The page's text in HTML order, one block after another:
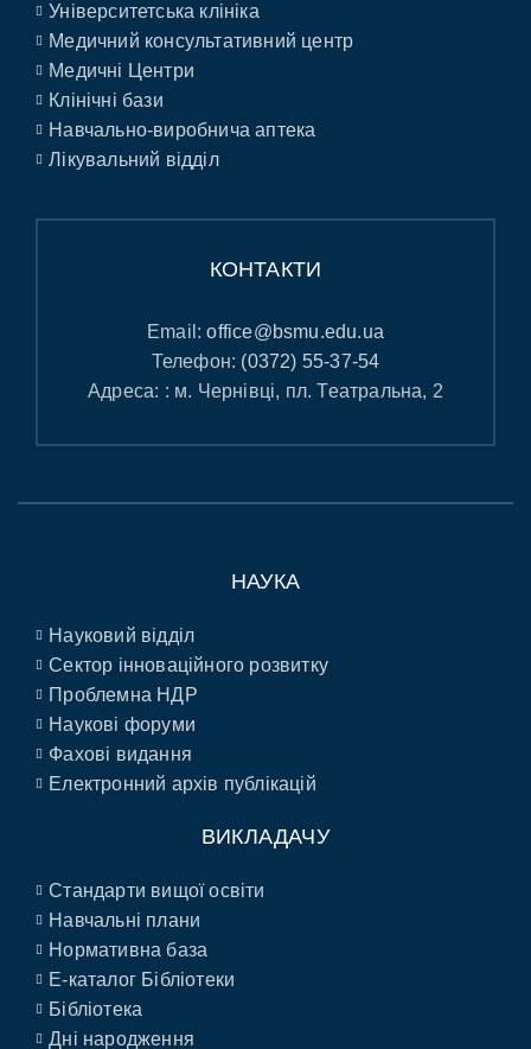
Університетська клініка
Медичний консультативний центр
Медичні Центри
Клінічні бази
Навчально-виробнича аптека
Лікувальний відділ
КОНТАКТИ
Email:office@bsmu.edu.ua
Телефон: (0372) 55-37-54
Адреса: : м. Чернівці, пл. Театральна, 2
НАУКА
Науковий відділ
Сектор інноваційного розвитку
Проблемна НДР
Наукові форуми
Фахові видання
Електронний архів публікацій
ВИКЛАДАЧУ
Стандарти вищої освіти
Навчальні плани
Нормативна база
E-каталог Бібліотеки
Бібліотека
Дні народження